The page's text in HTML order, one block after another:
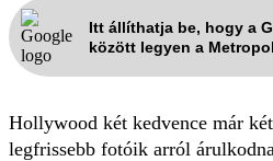
Itt állíthatja be, hogy a
között legyen a Metropol
Hollywood két kedvence már
legfrissebb fotóik arról